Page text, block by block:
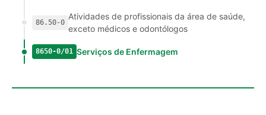
86.50-0
Atividades de profissionais da área de saúde,
exceto médicos e odontólogos
8650-0/01 Serviços de Enfermagem